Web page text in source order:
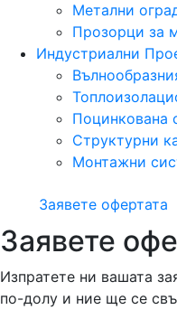
Метални
Прозорци за
Индустриални
Поцинкована
Структурни
Монтажни
Заявете офертата
Заявете
Изпратете ни вашата
по-долу и ние ще се